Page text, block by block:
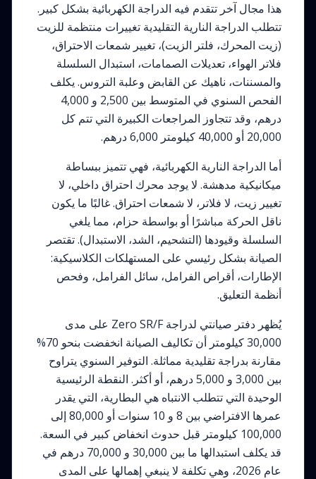
هذا مجال آخر تتقدم فيه الدراجة الكهربائية بشكل كبير.
تتطلب الدراجة النارية التقليدية تغييرات منتظمة للزيت
(زيت المحرك، فلتر الزيت)، تغيير شمعات الاحتراق،
فلاتر الهواء، تعديلات الصمامات، استبدال السلسلة
والمسننات، ناهيك عن القابض وعلبة التروس. يكلف
الفحص السنوي في المتوسط بين 2,500 و 4,000
درهم، وقد تتجاوز المراجعات الكبيرة التي تتم كل
20,000 أو 40,000 كيلومتر 6,000 درهم.
أما الدراجة النارية الكهربائية، فهي تتميز ببساطة
ميكانيكية مدهشة. لا يوجد محرك احتراق داخلي، لا
تغيير زيت، لا فلاتر، لا شمعات احتراق. غالبًا ما يكون
ناقل الحركة مباشرًا أو بواسطة حزام، مما يلغي
السلسلة وقيودها (التشحيم، الشد، الاستبدال). تقتصر
الصيانة بشكل رئيسي على المستهلكات الكلاسيكية:
الإطارات، أقراص الفرامل، سائل الفرامل، وفحص
أنظمة التعليق.
يُظهر دفتر صيانتي لدراجة Zero SR/F على مدى
30,000 كيلومتر أن تكاليف الصيانة انخفضت بنحو 70%
مقارنة بدراجة تقليدية مماثلة. التوفير السنوي يتراوح
بين 3,000 و 5,000 درهم، أو أكثر. النقطة الرئيسية
الوحيدة التي تتطلب الانتباه هي البطارية، التي يقدر
عمرها الافتراضي بين 8 و 10 سنوات أو 80,000 إلى
100,000 كيلومتر قبل حدوث انخفاض كبير في السعة.
قد يكلف استبدالها ما بين 30,000 و 70,000 درهم في
عام 2026، وهي تكلفة لا ينبغي إهمالها على المدى